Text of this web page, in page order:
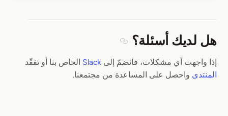
هل لديك أسئلة؟
إذا واجهت أي مشكلات، فانضمّ إلى Slack الخاص بنا أو تفقّد
المنتدى واحصل على المساعدة من مجتمعنا.